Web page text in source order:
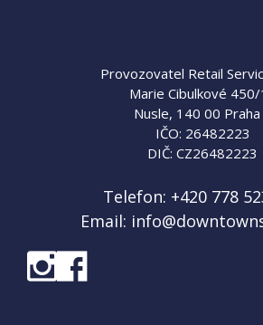
Provozovatel Retail
Marie Cibulkové 450/
Nusle, 140 00
IČO: 26482223
DIČ: CZ26482223
Telefon: +420 778
Email: